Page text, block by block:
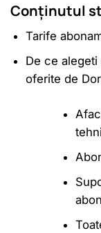
Conținutul
Tarife
De ce
oferite de